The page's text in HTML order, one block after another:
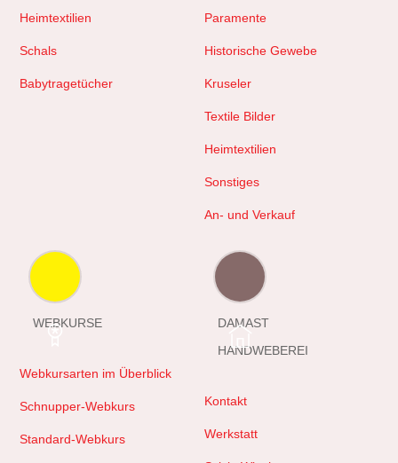
Heimtextilien
Schals
Babytragetücher
Paramente
Historische Gewebe
Kruseler
Textile Bilder
Heimtextilien
Sonstiges
An- und Verkauf
WEBKURSE
Webkursarten im Überblick
Schnupper-Webkurs
Standard-Webkurs
DAMAST
HANDWEBEREI
Kontakt
Werkstatt